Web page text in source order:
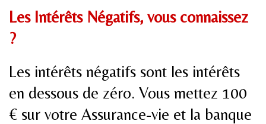
Les Intérêts Négatifs, vous connaissez
?
Les intérêts négatifs sont les intérêts
en dessous de zéro. Vous mettez 100
€ sur votre Assurance-vie et la banque